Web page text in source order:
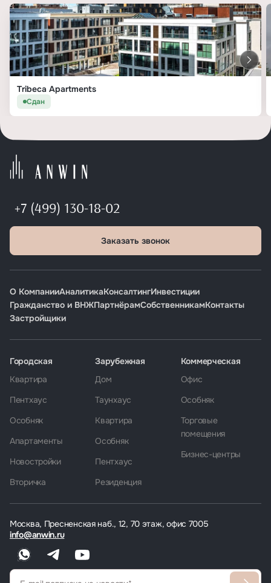
Tribeca Apartments
Сдан
+7 (499) 130-18-02
Заказать звонок
О КомпанииАналитикаКонсалтингИнвестиции
Гражданство и ВНЖПартнёрамСобственникамКонтакты
Застройщики
Москва, Пресненская наб., 12, 70 этаж, офис 7005
info@anwin.ru
Городская
Квартира
Пентхаус
Особняк
Апартаменты
Новостройки
Вторичка
Зарубежная
Дом
Таунхаус
Квартира
Особняк
Пентхаус
Резиденция
Коммерческая
Офис
Особняк
Торговые
помещения
Бизнес-центры